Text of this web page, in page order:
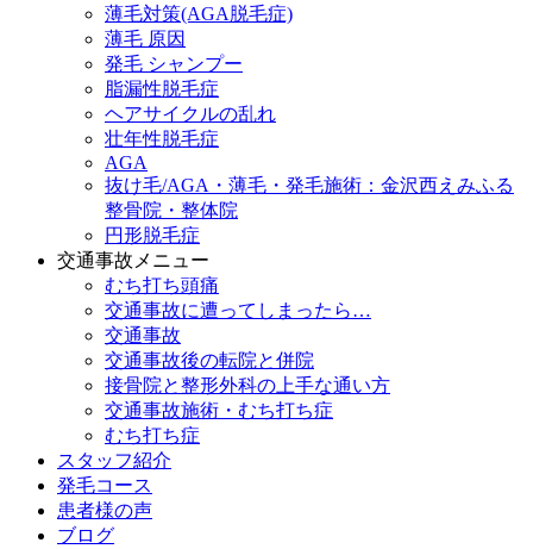
薄毛対策(AGA脱毛症)
薄毛 原因
発毛 シャンプー
脂漏性脱毛症
ヘアサイクルの乱れ
壮年性脱毛症
AGA
抜け毛/AGA・薄毛・発毛施術：金沢西えみふる
整骨院・整体院
円形脱毛症
交通事故メニュー
むち打ち頭痛
交通事故に遭ってしまったら…
交通事故
交通事故後の転院と併院
接骨院と整形外科の上手な通い方
交通事故施術・むち打ち症
むち打ち症
スタッフ紹介
発毛コース
患者様の声
ブログ